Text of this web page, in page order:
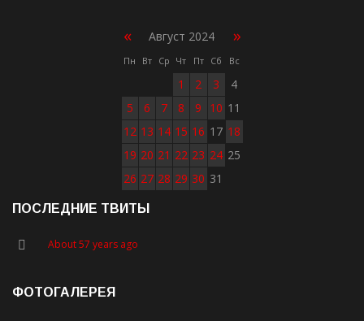
« Август 2024 »
Пн Вт Ср Чт Пт Сб Вс
1 2 3
4
5
6 7 8 9 10 11
12 13 14 15 16 17 18
19 20 21 22 23 24 25
26 27 28 29 30 31
ПОСЛЕДНИЕ ТВИТЫ
About 57 years ago
ФОТОГАЛЕРЕЯ